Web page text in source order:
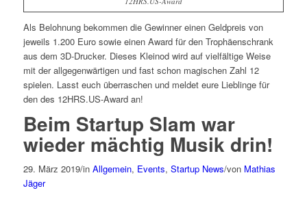
Als Belohnung bekommen die Gewinner einen Geldpreis von
jeweils 1.200 Euro sowie einen Award für den Trophäenschrank
aus dem 3D-Drucker. Dieses Kleinod wird auf vielfältige Weise
mit der allgegenwärtigen und fast schon magischen Zahl 12
spielen. Lasst euch überraschen und meldet eure Lieblinge für
den des 12HRS.US-Award an!
Beim Startup Slam war
wieder mächtig Musik drin!
29. März 2019/in Allgemein, Events, Startup News/von Mathias
Jäger